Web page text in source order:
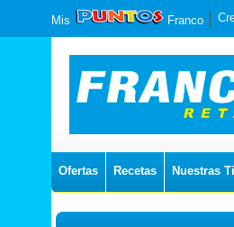
Mis Franco
Ofertas Recetas Nuestras